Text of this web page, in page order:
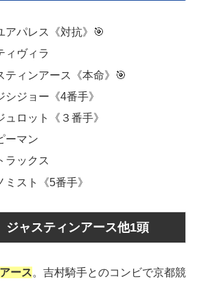
アパレス《対抗》🎯
ィヴィラ
ティンアース《本命》🎯
シジョー《4番手》
ュロット《３番手》
ーマン
ラックス
ミスト《5番手》
ャスティンアース他1頭
ース。吉村騎手とのコンビで京都競